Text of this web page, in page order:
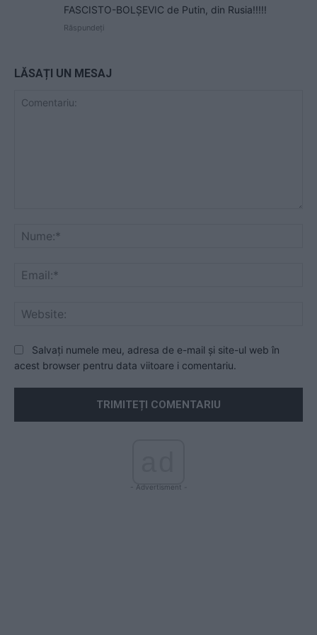
FASCISTO-BOLȘEVIC de Putin, din Rusia!!!!!
Răspundeți
LĂSAȚI UN MESAJ
Salvați numele meu, adresa de e-mail și site-ul web în
acest browser pentru data viitoare i comentariu.
- Advertisment -